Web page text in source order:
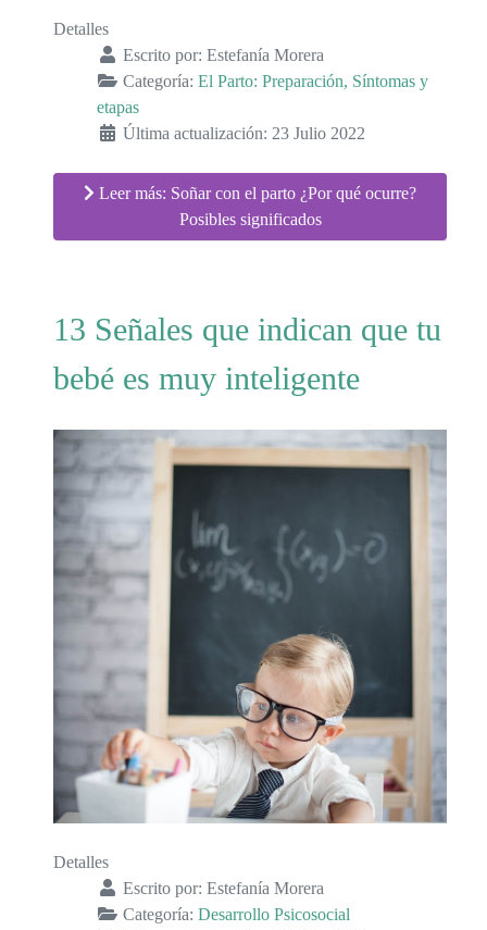
Detalles
Escrito por: Estefanía Morera
Categoría: El Parto: Preparación, Síntomas y
etapas
Última actualización: 23 Julio 2022
Leer más: Soñar con el parto ¿Por qué ocurre?
Posibles significados
13 Señales que indican que tu
bebé es muy inteligente
Detalles
Escrito por: Estefanía Morera
Categoría: Desarrollo Psicosocial